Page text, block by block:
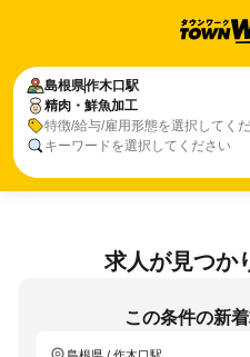
島根県作木口駅
精肉・鮮魚加工
特徴/給与/雇用形態を選択してく
キーワードを選択してください
求人が見つか
この条件の新
島根県 / 作木口駅